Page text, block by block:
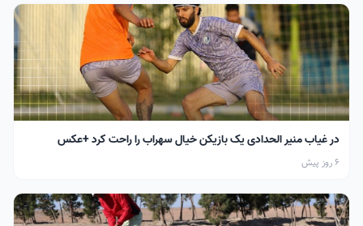
در غیاب منیر الحدادی یک بازیکن خیال سهراب را راحت کرد +عکس
6 روز پیش